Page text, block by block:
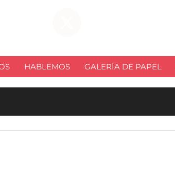
HABLEMOS GALERÍA DE PAPEL